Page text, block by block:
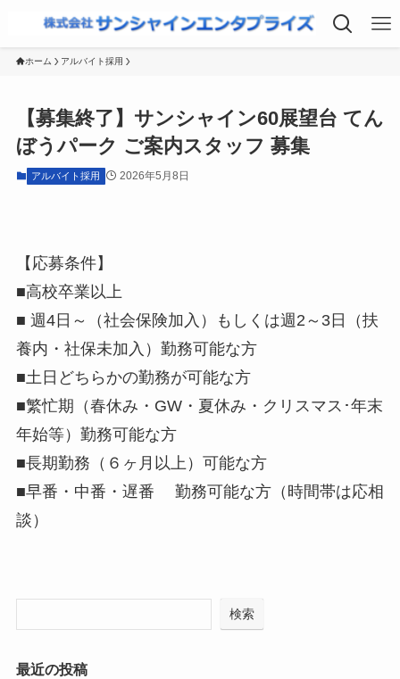
ホーム アルバイト採用
【募集終了】サンシャイン60展望台 てん
ぼうパーク ご案内スタッフ 募集
アルバイト採用 2026年5月8日
【応募条件】
■高校卒業以上
■ 週4日～（社会保険加入）もしくは週2～3日（扶
養内・社保未加入）勤務可能な方
■土日どちらかの勤務が可能な方
■繁忙期（春休み・GW・夏休み・クリスマス･年末
年始等）勤務可能な方
■長期勤務（６ヶ月以上）可能な方
■早番・中番・遅番 勤務可能な方（時間帯は応相
談）
検索
最近の投稿